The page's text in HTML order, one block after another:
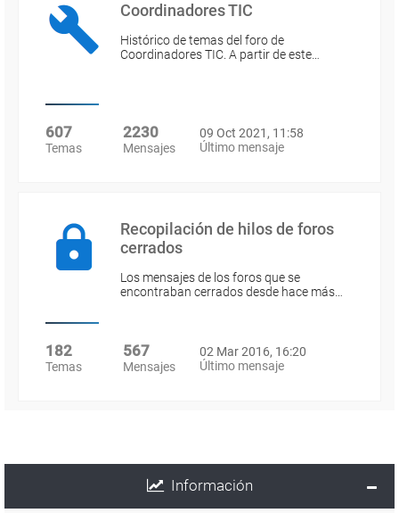
Coordinadores TIC
Histórico de temas del foro de
Coordinadores TIC. A partir de este…
607
Temas
2230
Mensajes
09 Oct 2021, 11:58
Último mensaje
Recopilación de hilos de foros
cerrados
Los mensajes de los foros que se
encontraban cerrados desde hace más…
182
Temas
567
Mensajes
02 Mar 2016, 16:20
Último mensaje
Información